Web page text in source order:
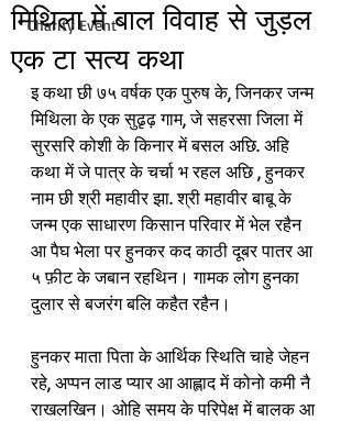
Charity Event
मिथिला में बाल विवाह से जुड़ल
एक टा सत्य कथा
इ कथा छी ७५ वर्षक एक पुरुष के, जिनकर जन्म
मिथिला के एक सुढृढ़ गाम, जे सहरसा जिला में
सुरसरि कोशी के किनार में बसल अछि. अहि
कथा में जे पात्र के चर्चा भ रहल अछि , हुनकर
नाम छी श्री महावीर झा. श्री महावीर बाबू के
जन्म एक साधारण किसान परिवार में भेल रहैन
आ पैघ भेला पर हुनकर कद काठी दूबर पातर आ
५ फ़ीट के जबान रहथिन। गामक लोग हुनका
दुलार से बजरंग बलि कहैत रहैन।
हुनकर माता पिता के आर्थिक स्थिति चाहे जेहन
रहे, अप्पन लाड प्यार आ आह्लाद में कोनो कमी नै
राखलखिन। ओहि समय के परिपेक्ष में बालक आ